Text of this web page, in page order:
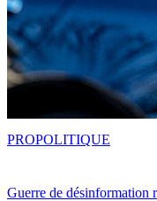
Guerre de désinformation
PROPOLITIQUE